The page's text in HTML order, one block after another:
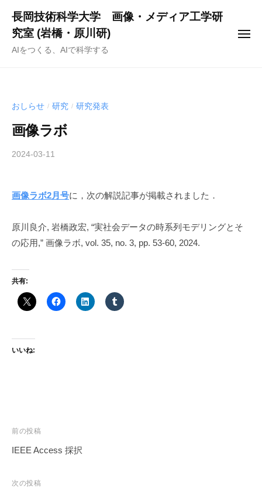
長岡技術科学大学 画像・メディア工学研
究室 (岩橋・原川研)
AIをつくる、AIで科学する
メ
おしらせ / 研究 / 研究発表
画像ラボ
2024-03-11
a
a
k
画像ラボ2月号に，次の解説記事が掲載されました．
原川良介, 岩橋政宏, “実社会データの時系列モデリングとそ
の応用,” 画像ラボ, vol. 35, no. 3, pp. 53-60, 2024.
共有:
いいね:
投
稿
ビ
前の投稿
IEEE Access 採択
次の投稿